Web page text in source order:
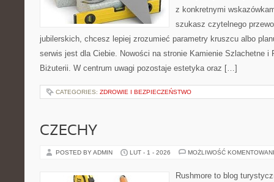
z konkretnymi
szukasz czytelnego
jubilerskich, chcesz lepiej zrozumieć parametry kruszcu albo
serwis jest dla Ciebie. Nowości na stronie Kamienie Szlachetne i
Biżuterii. W centrum uwagi pozostaje estetyka oraz […]
CATEGORIES: ZDROWIE I BEZPIECZEŃSTWO
CZECHY
POSTED BY ADMIN LUT - 1 - 2026 MOŻLIWOŚĆ
Rushmore to blog